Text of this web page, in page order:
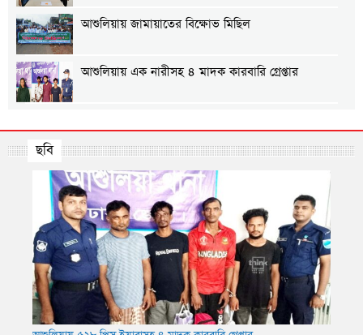
আশুলিয়ায় জামায়াতের বিক্ষোভ মিছিল
আশুলিয়ায় এক নারীসহ ৪ মাদক কারবারি গ্রেপ্তার
আশুলিয়ায় গ্যাস ও বিদ্যুতের দাবিতে এলাকাবাসীর
মানববন্ধন
আশুলিয়ায় প্রীতি ফুটবল ম্যাচ অনুষ্ঠিত
ছবি